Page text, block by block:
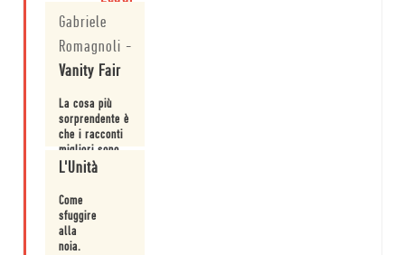
dell'attore
di
culto.
«Adoro
scrivere,
entrare
in
silenzio
nella
mente
di ogni
personaggio.»
Gabriele
Romagnoli -
Vanity Fair
La cosa più
sorprendente è
che i racconti
migliori sono
quelli in cui la
è femminile.
L'Unità
Come
sfuggire
alla
noia.